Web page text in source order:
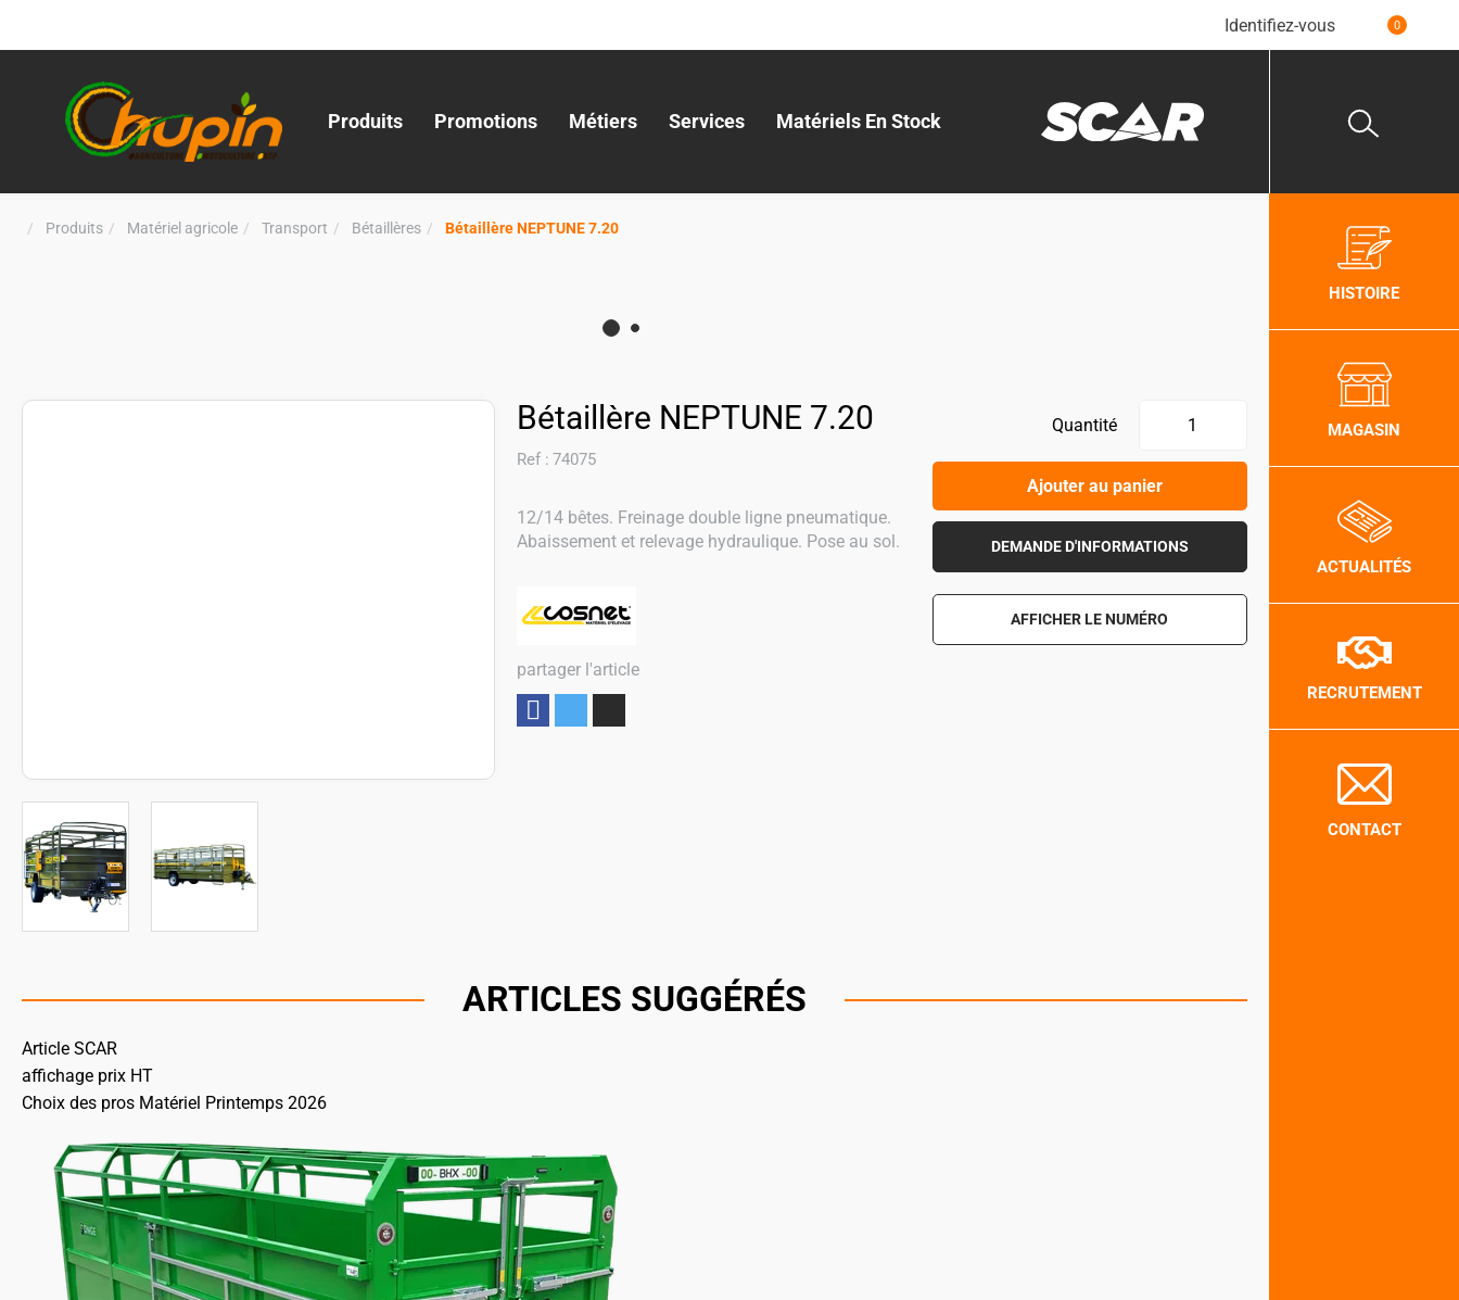
Identifiez-vous 0
Produits Promotions Métiers Services Matériels En Stock
Produits Matériel agricole Transport Bétaillères Bétaillère NEPTUNE 7.20
Bétaillère NEPTUNE 7.20
Ref : 74075
partager l'article
12/14 bêtes. Freinage double ligne pneumatique.
Abaissement et relevage hydraulique. Pose au sol.
Quantité
Ajouter au panier
DEMANDE D'INFORMATIONS
AFFICHER LE NUMÉRO
ARTICLES SUGGÉRÉS
Article SCAR
affichage prix HT
Choix des pros Matériel Printemps 2026
HISTOIRE
MAGASIN
ACTUALITÉS
RECRUTEMENT
CONTACT